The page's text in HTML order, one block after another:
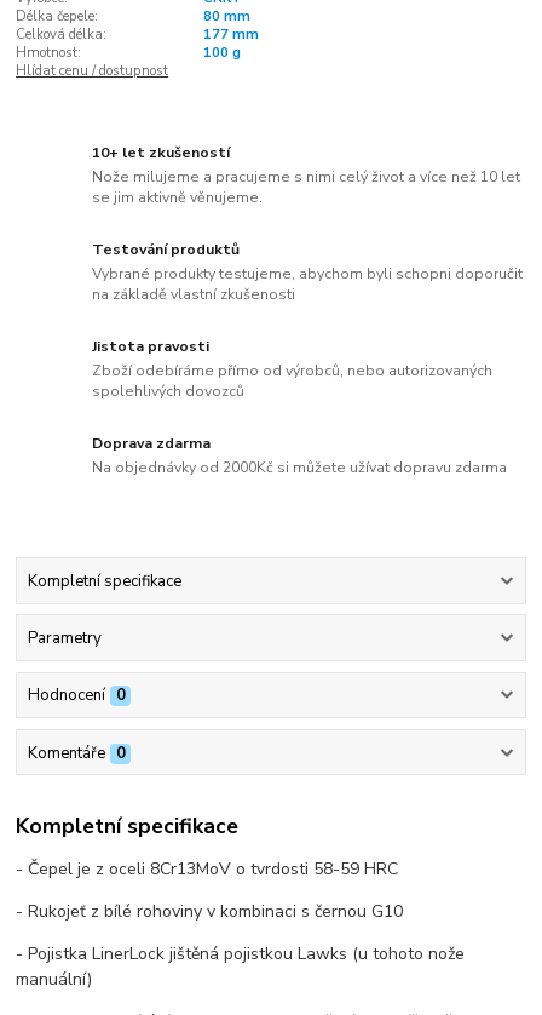
Délka čepele:
80 mm
Celková délka:
177 mm
Hmotnost:
100 g
Hlídat cenu / dostupnost
10+ let zkušeností
Nože milujeme a pracujeme s nimi celý život a více než 10 let
se jim aktivně věnujeme.
Testování produktů
Vybrané produkty testujeme, abychom byli schopni doporučit
na základě vlastní zkušenosti
Jistota pravosti
Zboží odebíráme přímo od výrobců, nebo autorizovaných
spolehlivých dovozců
Doprava zdarma
Na objednávky od 2000Kč si můžete užívat dopravu zdarma
Kompletní specifikace
Parametry
Hodnocení 0
Komentáře 0
Kompletní specifikace
- Čepel je z oceli 8Cr13MoV o tvrdosti 58-59 HRC
- Rukojeť z bílé rohoviny v kombinaci s černou G10
- Pojistka LinerLock jištěná pojistkou Lawks (u tohoto nože
manuální)